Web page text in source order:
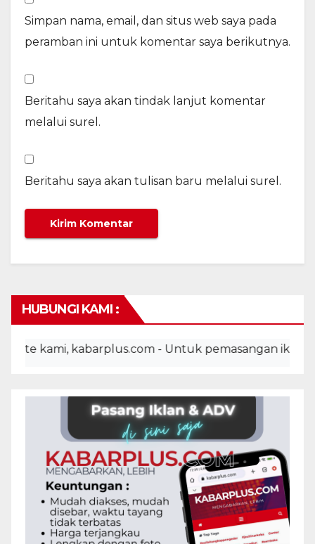
Simpan nama, email, dan situs web saya pada
peramban ini untuk komentar saya berikutnya.
Beritahu saya akan tindak lanjut komentar
melalui surel.
Beritahu saya akan tulisan baru melalui surel.
HUBUNGI KAMI :
kabarplus.com - Untuk pemasangan iklan,